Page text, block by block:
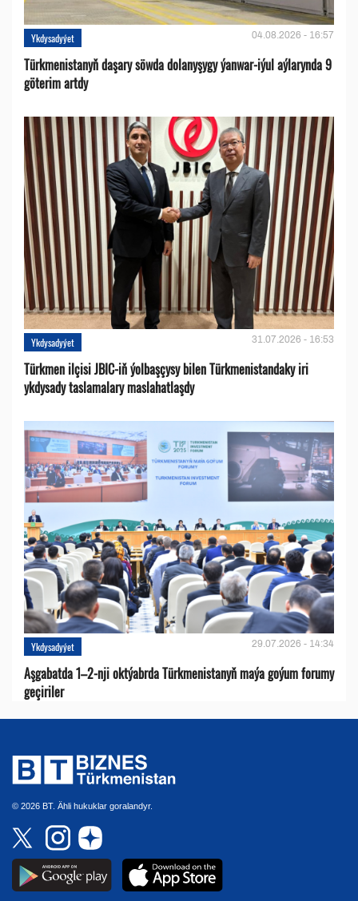
Ykdysadyýet 04.08.2026 - 16:57
Türkmenistanyň daşary söwda dolanyşygy ýanwar-iýul aýlarynda 9
göterim artdy
Ykdysadyýet 31.07.2026 - 16:53
Türkmen ilçisi JBIC-iň ýolbaşçysy bilen Türkmenistandaky iri
ykdysady taslamalary maslahatlaşdy
Ykdysadyýet 29.07.2026 - 14:34
Aşgabatda 1–2-nji oktýabrda Türkmenistanyň maýa goýum forumy
geçiriler
© 2026 BT. Ähli hukuklar goralandyr.